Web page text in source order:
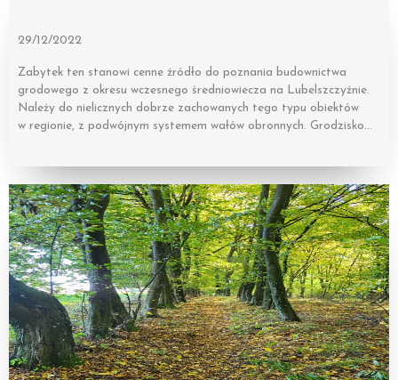
29/12/2022
Zabytek ten stanowi cenne źródło do poznania budownictwa
grodowego z okresu wczesnego średniowiecza na Lubelszczyźnie.
Należy do nielicznych dobrze zachowanych tego typu obiektów
w regionie, z podwójnym systemem wałów obronnych. Grodzisko…